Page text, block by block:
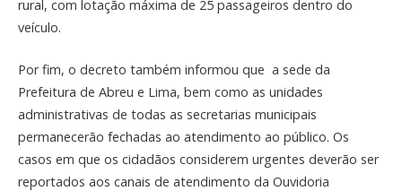
rural, com lotação máxima de 25 passageiros dentro do
veículo.
Por fim, o decreto também informou que a sede da
Prefeitura de Abreu e Lima, bem como as unidades
administrativas de todas as secretarias municipais
permanecerão fechadas ao atendimento ao público. Os
casos em que os cidadãos considerem urgentes deverão ser
reportados aos canais de atendimento da Ouvidoria